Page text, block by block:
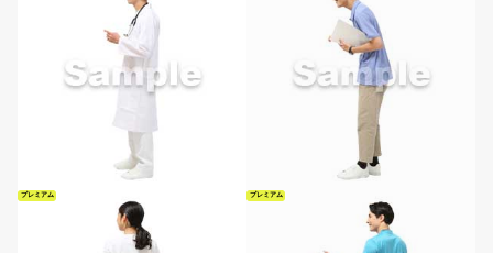
プレミアム プレミアム